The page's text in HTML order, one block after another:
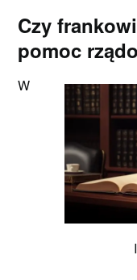
Czy
pomoc
W